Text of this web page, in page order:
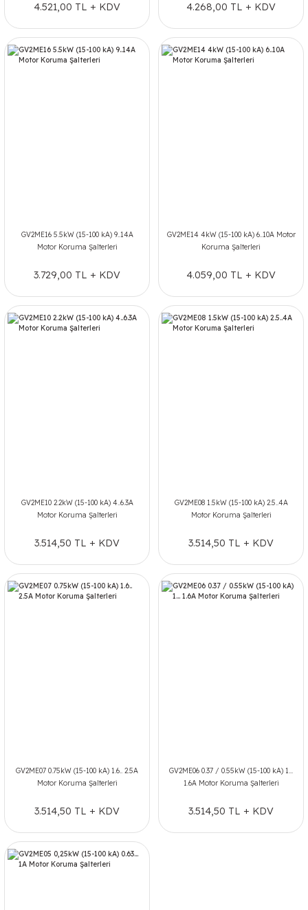
4.521,00 TL + KDV 4.268,00 TL + KDV
GV2ME16 5.5kW (15-100 kA) 9..14A
Motor Koruma Şalterleri
3.729,00 TL + KDV
GV2ME14 4kW (15-100 kA) 6..10A Motor
Koruma Şalterleri
4.059,00 TL + KDV
GV2ME10 2.2kW (15-100 kA) 4..6.3A
Motor Koruma Şalterleri
3.514,50 TL + KDV
GV2ME08 1.5kW (15-100 kA) 2.5..4A
Motor Koruma Şalterleri
3.514,50 TL + KDV
GV2ME07 0.75kW (15-100 kA) 1.6.. 2.5A
Motor Koruma Şalterleri
3.514,50 TL + KDV
GV2ME06 0.37 / 0.55kW (15-100 kA) 1...
1.6A Motor Koruma Şalterleri
3.514,50 TL + KDV